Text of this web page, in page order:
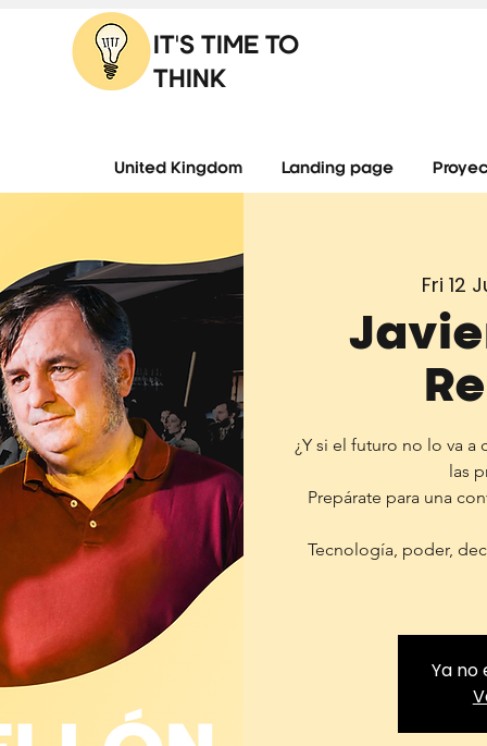
IT'S TIME TO
THINK
United Kingdom Landing page
Fri 12
¿Y si el futuro no lo va
las
Prepárate para una
Tecnología, poder,
Ya no